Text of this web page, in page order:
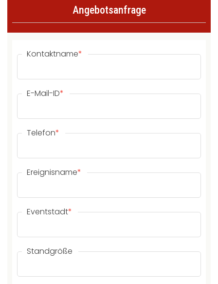
Angebotsanfrage
Kontaktname*
E-Mail-ID*
Telefon*
Ereignisname*
Eventstadt*
Standgröße